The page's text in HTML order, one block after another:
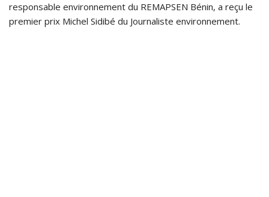
responsable environnement du REMAPSEN Bénin, a reçu le
premier prix Michel Sidibé du Journaliste environnement.